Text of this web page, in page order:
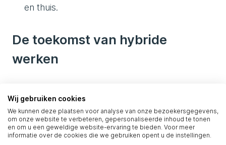
en thuis.
De toekomst van hybride
werken
oplossing, maar een structurele verandering in
de manier waarop organisaties opereren.
Organisaties die hun digitale werkplek hierop
afstemmen, zullen niet alleen efficiënter en
Wij gebruiken cookies
We kunnen deze plaatsen voor analyse van onze bezoekersgegevens,
om onze website te verbeteren, gepersonaliseerde inhoud te tonen
en om u een geweldige website-ervaring te bieden. Voor meer
informatie over de cookies die we gebruiken opent u de instellingen.